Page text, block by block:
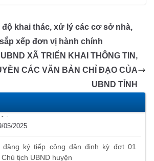
A
p
p
dI
n
a
m
e
a
n
sl
at
khai thác, xử lý các cơ sở nhà,
xếp đơn vị hành chính
XÃ TRIỂN KHAI THÔNG TIN,
CÁC VĂN BẢN CHỈ ĐẠO CỦA
UBND TỈNH
dân định kỳ đợt 1 tháng 5/2025 của
05/2025
đăng ký tiếp công dân định kỳ đợt 01
04/2025